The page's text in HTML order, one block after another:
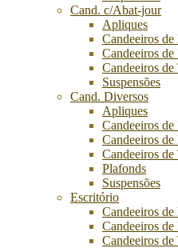
Cand. c/Abat-jour
Apliques
Candeeiros de
Candeeiros de
Candeeiros de
Suspensões
Cand. Diversos
Apliques
Candeeiros de
Candeeiros de
Candeeiros de
Plafonds
Suspensões
Escritório
Candeeiros de
Candeeiros de
Candeeiros de